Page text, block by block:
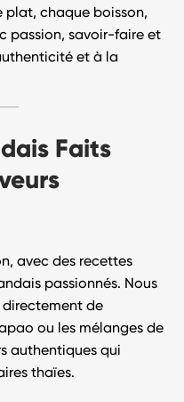
chaque boisson,
passion, savoir-faire et
et à la
Faits
, avec des recettes
passionnés. Nous
de
ou les mélanges de
authentiques qui
thaïes.